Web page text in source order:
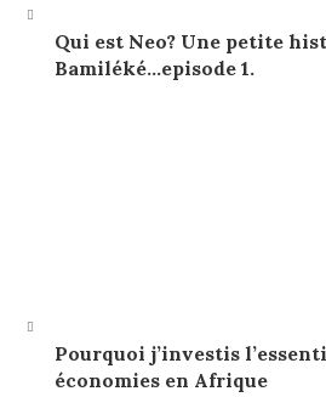
Qui est Neo? Une petite
Bamiléké…episode 1.
Pourquoi j’investis
économies en Afrique